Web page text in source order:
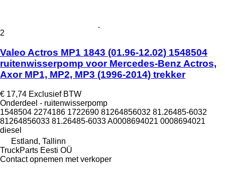
2
Valeo Actros MP1 1843 (01.96-12.02) 1548504
ruitenwisserpomp voor Mercedes-Benz Actros,
Axor MP1, MP2, MP3 (1996-2014) trekker
€ 17,74 Exclusief BTW
Onderdeel - ruitenwisserpomp
1548504 2274186 1722690 81264856032 81.26485-6032
81264856033 81.26485-6033 A0008694021 0008694021
diesel
Estland, Tallinn
TruckParts Eesti OÜ
Contact opnemen met verkoper